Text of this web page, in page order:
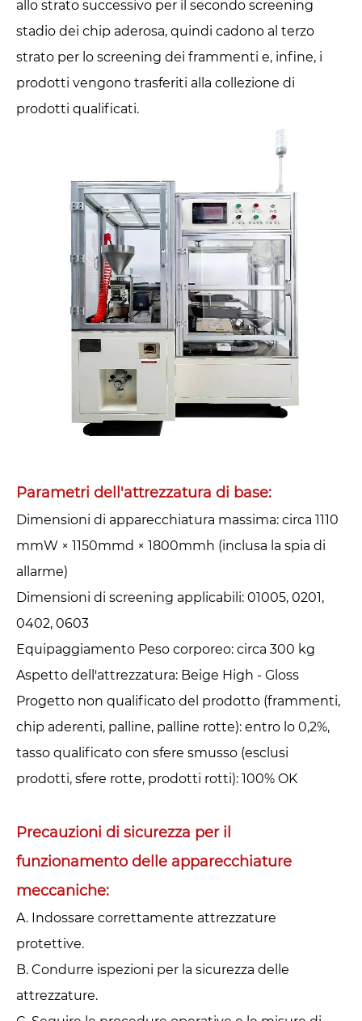
allo strato successivo per il secondo screening
stadio dei chip aderosa, quindi cadono al terzo
strato per lo screening dei frammenti e, infine, i
prodotti vengono trasferiti alla collezione di
prodotti qualificati.
Parametri dell'attrezzatura di base:
Dimensioni di apparecchiatura massima: circa 1110
mmW × 1150mmd × 1800mmh (inclusa la spia di
allarme)
Dimensioni di screening applicabili: 01005, 0201,
0402, 0603
Equipaggiamento Peso corporeo: circa 300 kg
Aspetto dell'attrezzatura: Beige High - Gloss
Progetto non qualificato del prodotto (frammenti,
chip aderenti, palline, palline rotte): entro lo 0,2%,
tasso qualificato con sfere smusso (esclusi
prodotti, sfere rotte, prodotti rotti): 100% OK
Precauzioni di sicurezza per il
funzionamento delle apparecchiature
meccaniche: ‌
A. Indossare correttamente attrezzature
protettive.
B. Condurre ispezioni per la sicurezza delle
attrezzature.